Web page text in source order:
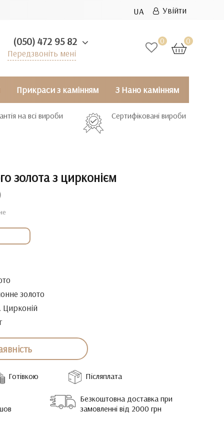
UA Увійти
0 0
(050) 472 95 82
Передзвоніть мені
Прикраси з камінням З Нано камінням
на всі вироби Сертифіковані вироби
золота з цирконієм
золото
Цирконій
Готівкою Післяплата
Безкоштовна доставка при
замовленні від 2000 грн